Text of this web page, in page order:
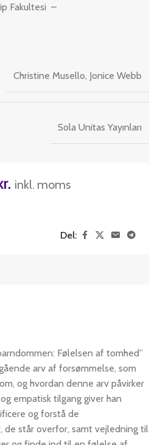
Fakultesi –
Christine Musello, Jonice Webb
Sola Unitas Yayınları
inkl. moms
Del:
Følelsen af tomhed”
arv af forsømmelse, som
og hvordan denne arv påvirker
empatisk tilgang giver han
og forstå de
står overfor, samt vejledning til